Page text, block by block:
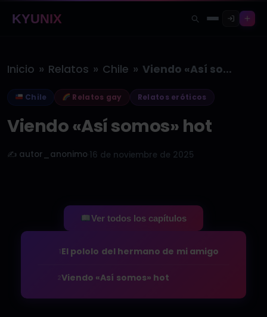
KYUNIX
Inicio » Relatos » Chile » Viendo «Así somos» hot
Chile Relatos gay Relatos eróticos
Viendo «Así somos» hot
✍️ autor_anonimo 16 de noviembre de 2025
Ver todos los capítulos
El pololo del hermano de mi amigo
2Viendo «Así somos» hot